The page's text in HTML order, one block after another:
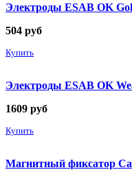
Электроды ESAB OK
504 руб
Купить
Электроды ESAB OK
1609 руб
Купить
Магнитный фиксатор